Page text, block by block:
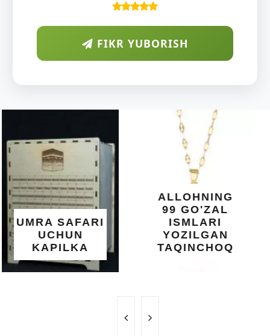
FIKR YUBORISH
ALLOHNING
99 GO'ZAL
ISMLARI
YOZILGAN
TAQINCHOQ
DIYORIDA
O'SUVCHI
KUNDUR
DARAXTINING
SHIFOBAXSH
YELIMI: AQL,
XOTIRA VA
UMUMIY
SALOMATLIK
UCHUN
BEBAHO
NE'MAT